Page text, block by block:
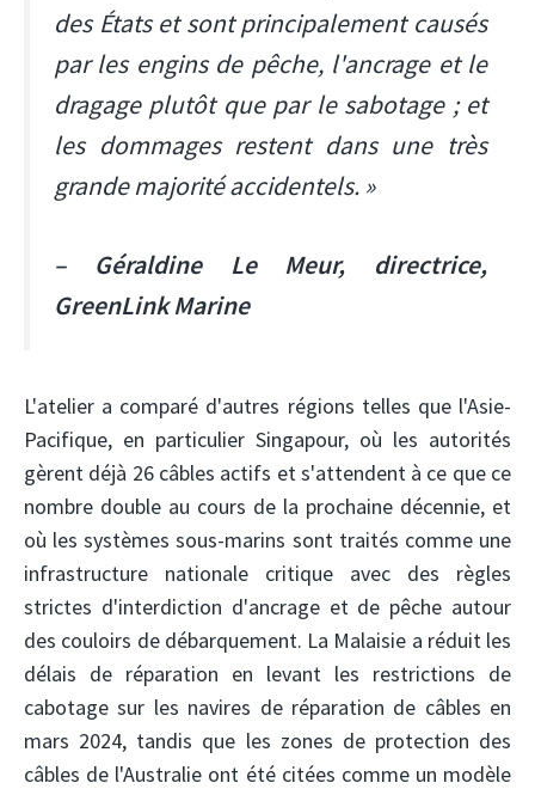
des États et sont principalement causés
par les engins de pêche, l'ancrage et le
dragage plutôt que par le sabotage ; et
les dommages restent dans une très
grande majorité accidentels. »
– Géraldine Le Meur, directrice,
GreenLink Marine
L'atelier a comparé d'autres régions telles que l'Asie-
Pacifique, en particulier Singapour, où les autorités
gèrent déjà 26 câbles actifs et s'attendent à ce que ce
nombre double au cours de la prochaine décennie, et
où les systèmes sous-marins sont traités comme une
infrastructure nationale critique avec des règles
strictes d'interdiction d'ancrage et de pêche autour
des couloirs de débarquement. La Malaisie a réduit les
délais de réparation en levant les restrictions de
cabotage sur les navires de réparation de câbles en
mars 2024, tandis que les zones de protection des
câbles de l'Australie ont été citées comme un modèle